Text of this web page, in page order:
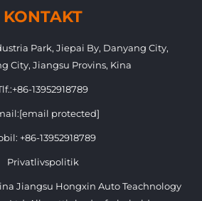
KONTAKT
Park, Jiepai By, Danyang City,
City, Jiangsu Provins, Kina
+86-13952918789
[email protected]
+86-13952918789
Privatlivspolitik
Jiangsu Hongxin Auto Teachnology